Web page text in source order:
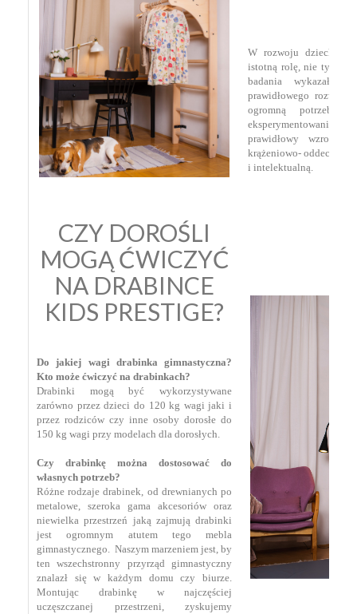
W rozwoju dziecka
istotną rolę, nie tylko
badania
prawidłowego
ogromną potrzebę
eksperymentowania.
prawidłowy wzrost i
krążeniowo- oddechowy
i intelektualną.
CZY DOROŚLI
MOGĄ ĆWICZYĆ
NA DRABINCE
KIDS PRESTIGE?
Do jakiej wagi drabinka gimnastyczna?
Kto może ćwiczyć na drabinkach?
Drabinki mogą być wykorzystywane
zarówno przez dzieci do 120 kg wagi jaki i
przez rodziców czy inne osoby dorosłe do
150 kg wagi przy modelach dla dorosłych.
Czy drabinkę można dostosować do
własnych potrzeb?
Różne rodzaje drabinek, od drewnianych po
metalowe, szeroka gama akcesoriów oraz
niewielka przestrzeń jaką zajmują drabinki
jest ogromnym atutem tego mebla
gimnastycznego. Naszym marzeniem jest, by
ten wszechstronny przyrząd gimnastyczny
znalazł się w każdym domu czy biurze.
Montując drabinkę w najczęściej
uczęszczanej przestrzeni, zyskujemy